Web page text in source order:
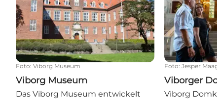
Foto: Viborg Museum
Viborg Museum
Das Viborg Museum entwickelt
Foto: Jesper
Viborger
Viborg